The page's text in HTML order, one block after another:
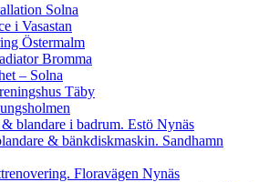
Solna
i Vasastan
Östermalm
Bromma
– Solna
Täby
blandare i badrum. Estö Nynäs
& bänkdiskmaskin. Sandhamn
Floravägen Nynäs